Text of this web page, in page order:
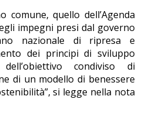
comune, quello dell’Agenda
impegni presi dal governo
nazionale di ripresa e
dei principi di sviluppo
condiviso di
di un modello di benessere
si legge nella nota